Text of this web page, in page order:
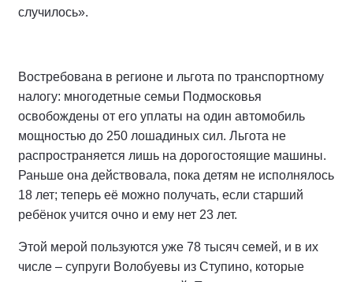
случилось».
Востребована в регионе и льгота по транспортному
налогу: многодетные семьи Подмосковья
освобождены от его уплаты на один автомобиль
мощностью до 250 лошадиных сил. Льгота не
распространяется лишь на дорогостоящие машины.
Раньше она действовала, пока детям не исполнялось
18 лет; теперь её можно получать, если старший
ребёнок учится очно и ему нет 23 лет.
Этой мерой пользуются уже 78 тысяч семей, и в их
числе – супруги Волобуевы из Ступино, которые